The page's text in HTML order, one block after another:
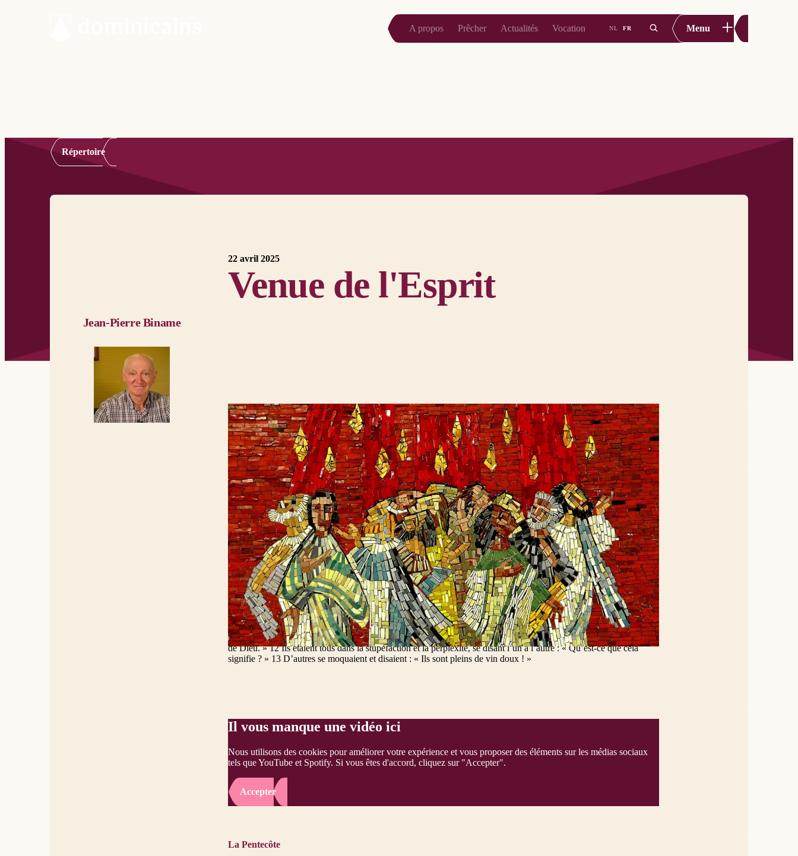
A propos Prêcher Actualités Vocation NL FR Menu +
Répertoire
Jean-Pierre Biname
22 avril 2025
Venue de l'Esprit
Photo: Pixabay
Actes des Apôtres 2, 1-13
Venue de l'Esprit
01 Quand arriva le jour de la Pentecôte, au terme des cinquante jours, ils se trouvaient réunis tous ensemble. 02
Soudain un bruit survint du ciel comme un violent coup de vent : la maison où ils étaient assis en fut remplie tout
entière. 03 Alors leur apparurent des langues qu’on aurait dites de feu, qui se partageaient, et il s’en posa une sur
chacun d’eux. 04 Tous furent remplis d’Esprit Saint : ils se mirent à parler en d’autres langues, et chacun
s’exprimait selon le don de l’Esprit. 05 Or, il y avait, résidant à Jérusalem, des Juifs religieux, venant de toutes les
nations sous le ciel. 06 Lorsque ceux-ci entendirent la voix qui retentissait, ils se rassemblèrent en foule. Ils étaient
en pleine confusion parce que chacun d’eux entendait dans son propre dialecte ceux qui parlaient. 07 Dans la
stupéfaction et l’émerveillement, ils disaient : « Ces gens qui parlent ne sont-ils pas tous Galiléens ? 08 Comment se
fait-il que chacun de nous les entende dans son propre dialecte, sa langue maternelle ? 09 Parthes, Mèdes et
Élamites, habitants de la Mésopotamie, de la Judée et de la Cappadoce, de la province du Pont et de celle d’Asie,
10 de la Phrygie et de la Pamphylie, de l’Égypte et des contrées de Libye proches de Cyrène, Romains de passage,
11 Juifs de naissance et convertis, Crétois et Arabes, tous nous les entendons parler dans nos langues des merveilles
de Dieu. » 12 Ils étaient tous dans la stupéfaction et la perplexité, se disant l’un à l’autre : « Qu’est-ce que cela
signifie ? » 13 D’autres se moquaient et disaient : « Ils sont pleins de vin doux ! »
Il vous manque une vidéo ici
Nous utilisons des cookies pour améliorer votre expérience et vous proposer des éléments sur les médias sociaux
tels que YouTube et Spotify. Si vous êtes d'accord, cliquez sur "Accepter".
Accepter
La Pentecôte